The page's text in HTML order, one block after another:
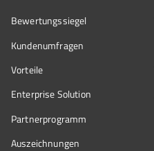
Bewertungssiegel
Kundenumfragen
Vorteile
Enterprise Solution
Partnerprogramm
Auszeichnungen